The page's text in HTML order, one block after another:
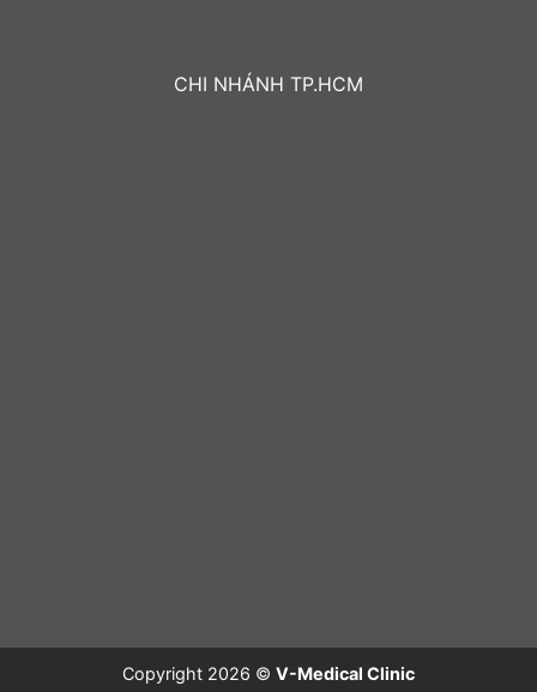
CHI NHÁNH TP.HCM
Copyright 2026 © V-Medical Clinic